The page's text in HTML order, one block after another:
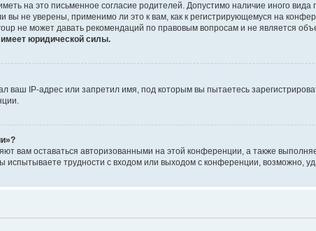
на это письменное согласие родителей. Допустимо наличие иного
вы не уверены, применимо ли это к вам, как к регистрирующемуся на
не может давать рекомендаций по правовым вопросам и не является
юридической силы.
ваш IP-адрес или запретил имя, под которым вы пытаетесь
вам оставаться авторизованными на этой конференции, а также
испытываете трудности с входом или выходом с конференции, возможно,